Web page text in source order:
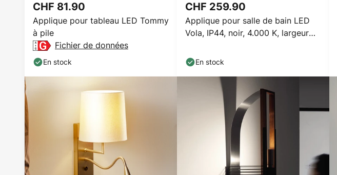
Applique pour tableau LED Tommy
à pile
CHF 81.90
Fichier de données
En stock
Applique pour salle de bain LED
Vola, IP44, noir, 4.000 K, largeur
CHF 259.90
En stock